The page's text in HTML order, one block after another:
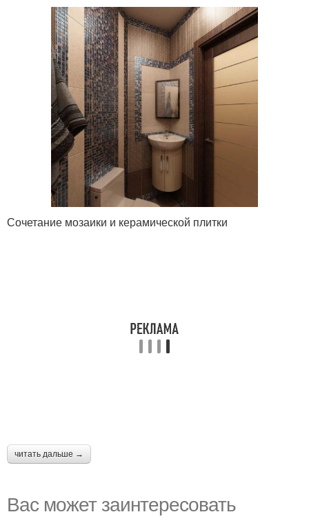
Сочетание мозаики и керамической плитки
читать дальше →
Вас может заинтересовать